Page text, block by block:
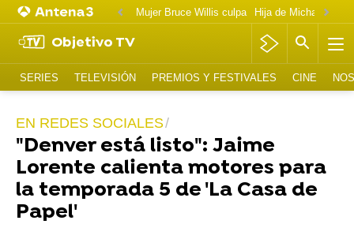
Mujer Bruce Willis culpa
Objetivo TV
SERIES TELEVISIÓN PREMIOS Y FESTIVALES CINE
EN REDES SOCIALES
"Denver está listo": Jaime
Lorente calienta motores para
la temporada 5 de 'La Casa de
Papel'